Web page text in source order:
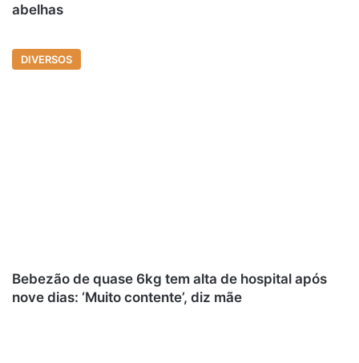
abelhas
DIVERSOS
Bebezão de quase 6kg tem alta de hospital após
nove dias: ‘Muito contente’, diz mãe